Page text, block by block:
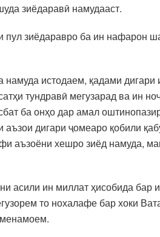
зиёдаравӣ намудааст.
пул зиёдаравро ба ин нафарон
истодаем, қадами дигари
тундравӣ мегузарад ва ин
ба онҳо дар амал
дигари ҷомеаро қобили
аъзоёни хешро зиёд намуда,
асили ин миллат ҳисобида бар
то нохалафе бар хоки